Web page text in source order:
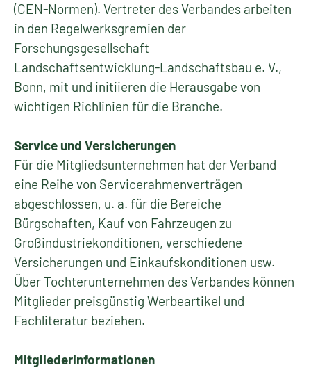
(CEN-Normen). Vertreter des Verbandes arbeiten
in den Regelwerksgremien der
Forschungsgesellschaft
Landschaftsentwicklung-Landschaftsbau e. V.,
Bonn, mit und initiieren die Herausgabe von
wichtigen Richlinien für die Branche.
Service und Versicherungen
Für die Mitgliedsunternehmen hat der Verband
eine Reihe von Servicerahmenverträgen
abgeschlossen, u. a. für die Bereiche
Bürgschaften, Kauf von Fahrzeugen zu
Großindustriekonditionen, verschiedene
Versicherungen und Einkaufskonditionen usw.
Über Tochterunternehmen des Verbandes können
Mitglieder preisgünstig Werbeartikel und
Fachliteratur beziehen.
Mitgliederinformationen